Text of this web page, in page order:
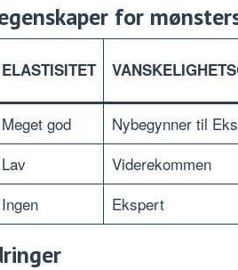
for
ELASTISITET
Meget god Nybegynner til
Lav Viderekommen
Ingen Ekspert